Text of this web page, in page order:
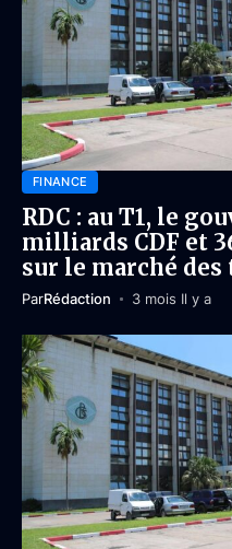
FINANCE
RDC : au T1, le
milliards CDF et
sur le marché
ParRédaction 3 mois Il y a